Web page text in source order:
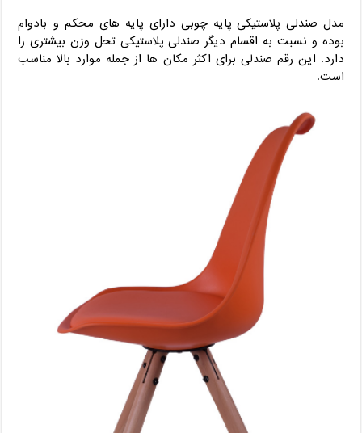
مدل صندلی پلاستیکی پایه چوبی دارای پایه های محکم و بادوام
بوده و نسبت به اقسام دیگر صندلی پلاستیکی تحل وزن بیشتری را
دارد. این رقم صندلی برای اکثر مکان ها از جمله موارد بالا مناسب
است.